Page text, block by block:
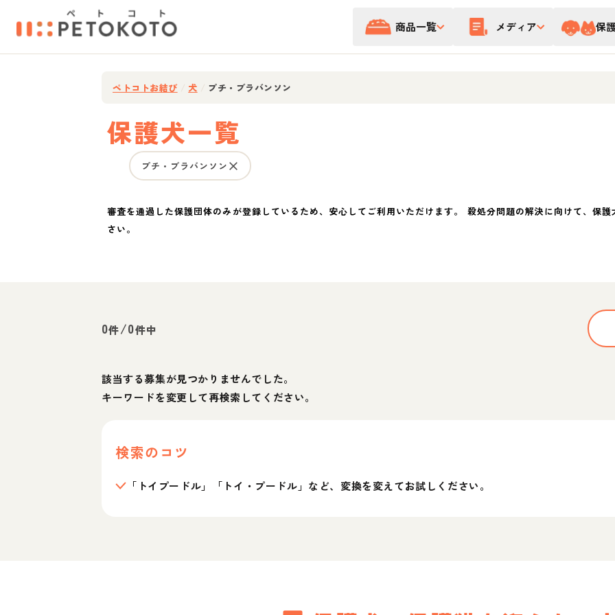
商品一覧 メディア 保
ペトコトお結び 犬 プチ・ブラバンソン
保護犬一覧
プチ・ブラバンソン
審査を通過した保護団体のみが登録しているため、安心してご利用いただけます。 殺処分問題の解決に向けて、保
さい。
0件/0件中
該当する募集が見つかりませんでした。
キーワードを変更して再検索してください。
検索のコツ
「トイプードル」「トイ・プードル」など、変換を変えてお試しください。